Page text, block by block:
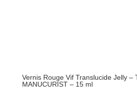
Vernis Rouge Vif Translucide Jelly –
MANUCURIST – 15 ml